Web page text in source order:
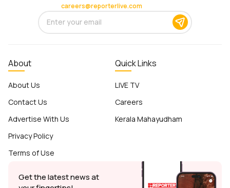
careers@reporterlive.com
About
About Us
Contact Us
Advertise With Us
Privacy Policy
Terms of Use
Quick Links
LIVE TV
Careers
Kerala Mahayudham
Get the latest news at